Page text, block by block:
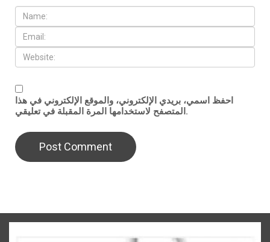
احفظ اسمي، بريدي الإلكتروني، والموقع الإلكتروني في هذا
المتصفح لاستخدامها المرة المقبلة في تعليقي.